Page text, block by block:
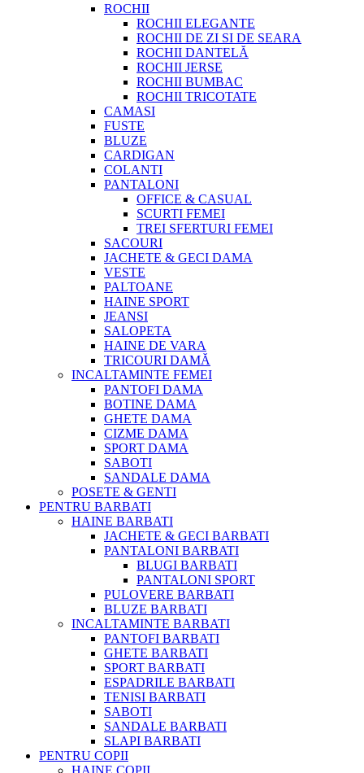
ROCHII
ROCHII ELEGANTE
ROCHII DE ZI SI DE SEARA
ROCHII DANTELĂ
ROCHII JERSE
ROCHII BUMBAC
ROCHII TRICOTATE
CAMASI
FUSTE
BLUZE
CARDIGAN
COLANTI
PANTALONI
OFFICE & CASUAL
SCURTI FEMEI
TREI SFERTURI FEMEI
SACOURI
JACHETE & GECI DAMA
VESTE
PALTOANE
HAINE SPORT
JEANSI
SALOPETA
HAINE DE VARA
TRICOURI DAMĂ
INCALTAMINTE FEMEI
PANTOFI DAMA
BOTINE DAMA
GHETE DAMA
CIZME DAMA
SPORT DAMA
SABOTI
SANDALE DAMA
POSETE & GENTI
PENTRU BARBATI
HAINE BARBATI
JACHETE & GECI BARBATI
PANTALONI BARBATI
BLUGI BARBATI
PANTALONI SPORT
PULOVERE BARBATI
BLUZE BARBATI
INCALTAMINTE BARBATI
PANTOFI BARBATI
GHETE BARBATI
SPORT BARBATI
ESPADRILE BARBATI
TENISI BARBATI
SABOTI
SANDALE BARBATI
SLAPI BARBATI
PENTRU COPII
HAINE COPII